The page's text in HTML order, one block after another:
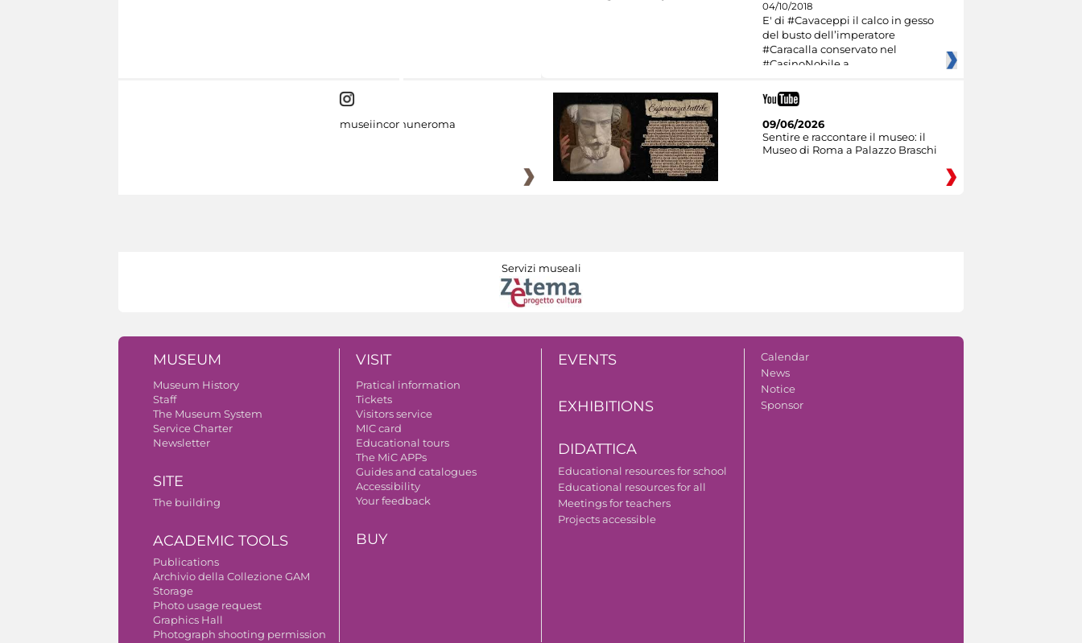
04/10/2018
E' di #Cavaceppi il calco in gesso
del busto dell’imperatore
#Caracalla conservato nel
#CasinoNobile a
museiincomuneroma
09/06/2026
Sentire e raccontare il museo: il
Museo di Roma a Palazzo Braschi
Servizi museali
MUSEUM
Museum History
Staff
The Museum System
Service Charter
Newsletter
SITE
The building
ACADEMIC TOOLS
Publications
Archivio della Collezione GAM
Storage
Photo usage request
Graphics Hall
Photograph shooting permission
VISIT
Pratical information
Tickets
Visitors service
MIC card
Educational tours
The MiC APPs
Guides and catalogues
Accessibility
Your feedback
BUY
EVENTS
EXHIBITIONS
DIDATTICA
Educational resources for school
Educational resources for all
Meetings for teachers
Projects accessible
Calendar
News
Notice
Sponsor